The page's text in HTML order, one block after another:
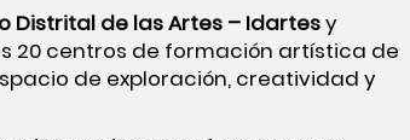
Distrital de las Artes – Idartesy
20 centros de formación artística de
de exploración, creatividad y